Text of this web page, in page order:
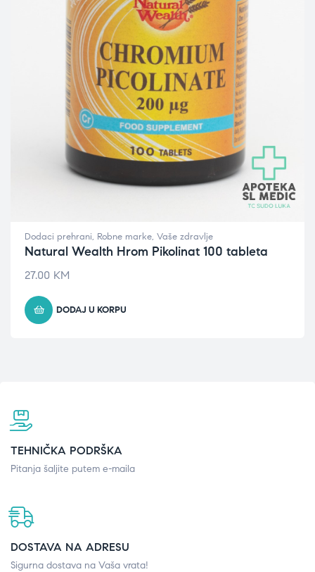
Dodaci prehrani, Robne marke, Vaše zdravlje
Natural Wealth Hrom Pikolinat 100 tableta
27.00 KM
DODAJ U KORPU
TEHNIČKA PODRŠKA
Pitanja šaljite putem e-maila
DOSTAVA NA ADRESU
Sigurna dostava na Vaša vrata!